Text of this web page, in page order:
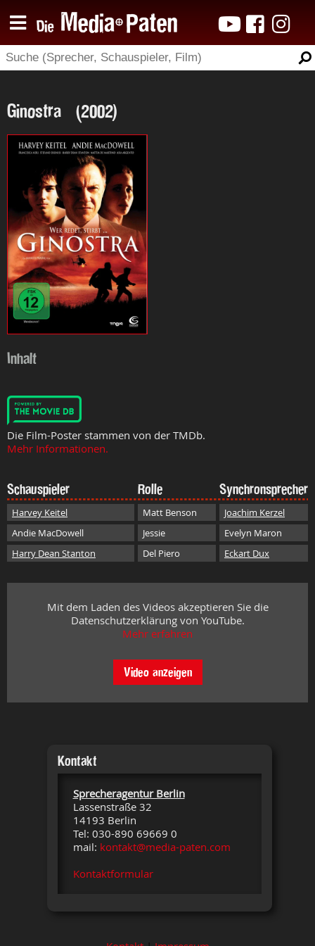
Ginostra (2002)
Inhalt
Die Film-Poster stammen von der TMDb.
Mehr Informationen.
Schauspieler Rolle Synchronsprecher
Harvey Keitel Matt Benson
Joachim Kerzel
Andie MacDowell
Jessie
Evelyn Maron
Harry Dean Stanton
Del Piero Eckart Dux
Mit dem Laden des Videos akzeptieren Sie die
Datenschutzerklärung von YouTube.
Mehr erfahren
Video anzeigen
Kontakt
Sprecheragentur Berlin
Lassenstraße 32
14193 Berlin
Tel: 030-890 69669 0
mail: kontakt@media-paten.com
Kontaktformular